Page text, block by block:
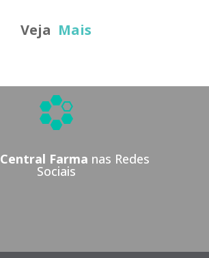
Veja Mais
Central Farma nas Redes
Sociais